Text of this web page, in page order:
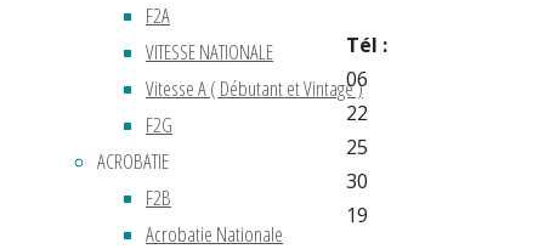
F2A
VITESSE NATIONALE
Vitesse A ( Débutant et Vintage )
F2G
ACROBATIE
F2B
Acrobatie Nationale
Tél :
06
22
25
30
19